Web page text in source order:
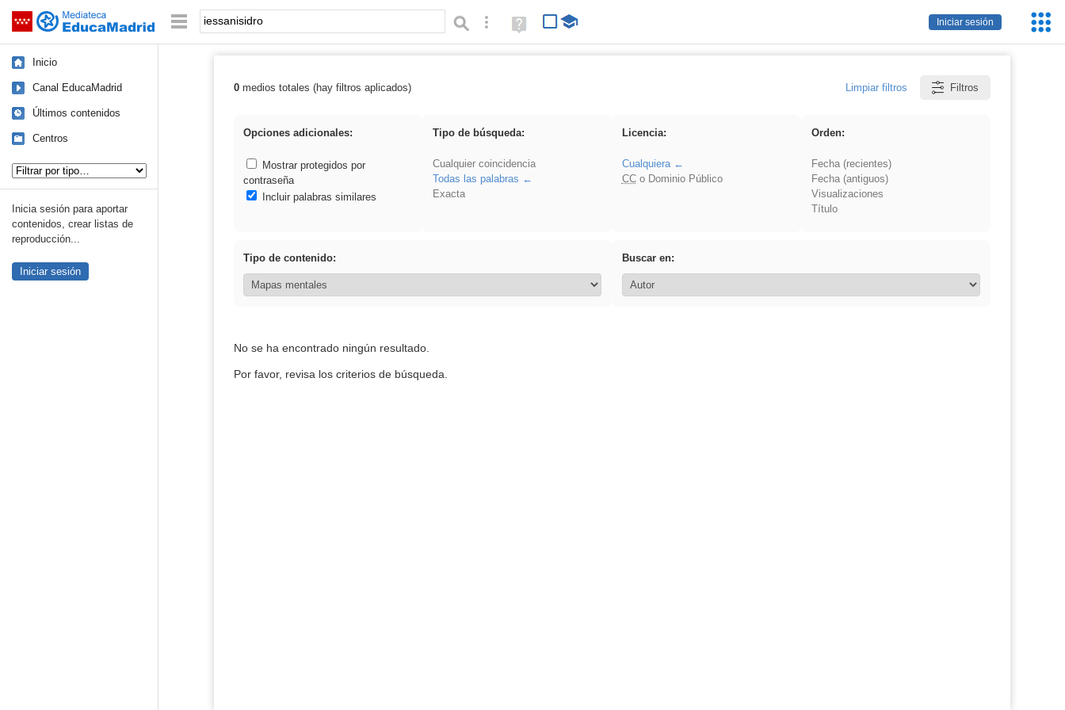
Saltar navegación
Iniciar sesión
Palabra o frase: Búsqueda avanzada
Ayuda
(en
Inicio
Canal EducaMadrid
Últimos contenidos
Centros
Inicia sesión para aportar
contenidos, crear listas de
reproducción...
Iniciar sesión
Resultados de: iessanisidro
0medios totales (hay filtros aplicados) Limpiar filtros Filtros
Opciones adicionales:
Mostrar protegidos por
contraseña
Incluir palabras similares
Tipo de búsqueda:
Cualquier coincidencia
Todas las palabras
Exacta
Licencia:
Cualquiera
CCo Dominio Público
Orden:
Fecha (recientes)
Fecha (antiguos)
Visualizaciones
Título
Tipo de contenido: Buscar en:
No se ha encontrado ningún resultado.
Por favor, revisa los criterios de búsqueda.